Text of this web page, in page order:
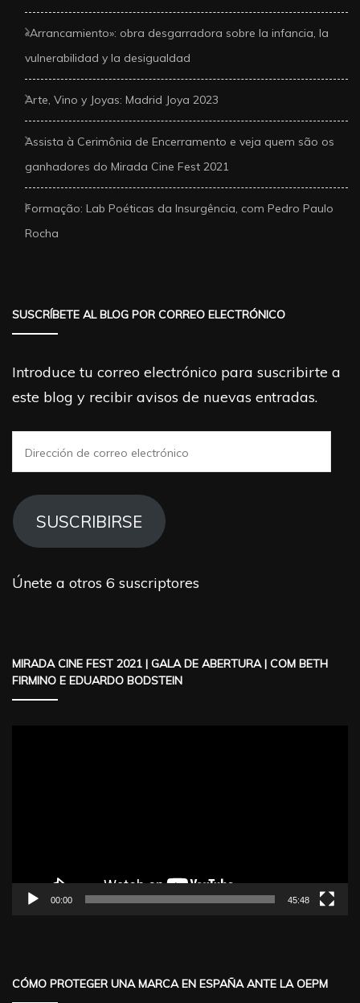
«Arrancamiento»: obra desgarradora sobre la infancia, la
vulnerabilidad y la desigualdad
Arte, Vino y Joyas: Madrid Joya 2023
Assista à Cerimônia de Encerramento e veja quem são os
ganhadores do Mirada Cine Fest 2021
Formação: Lab Poéticas da Insurgência, com Pedro Paulo
Rocha
SUSCRÍBETE AL BLOG POR CORREO ELECTRÓNICO
Introduce tu correo electrónico para suscribirte a
este blog y recibir avisos de nuevas entradas.
de
correo
electrónico
SUSCRIBIRSE
Únete a otros 6 suscriptores
MIRADA CINE FEST 2021 | GALA DE ABERTURA | COM BETH
FIRMINO E EDUARDO BODSTEIN
00:00 45:48
CÓMO PROTEGER UNA MARCA EN ESPAÑA ANTE LA OEPM